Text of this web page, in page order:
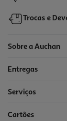
Trocas e
Sobre a Auchan
Entregas
Serviços
Cartões